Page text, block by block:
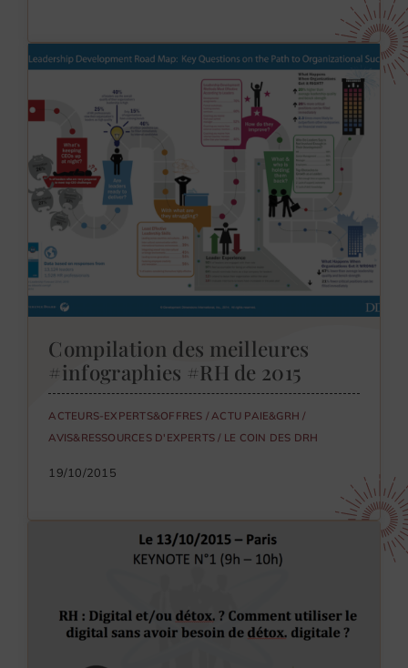
Compilation des meilleures
#infographies #RH de 2015
ACTEURS-EXPERTS&OFFRES / ACTU PAIE&GRH /
AVIS&RESSOURCES D'EXPERTS / LE COIN DES DRH
19/10/2015